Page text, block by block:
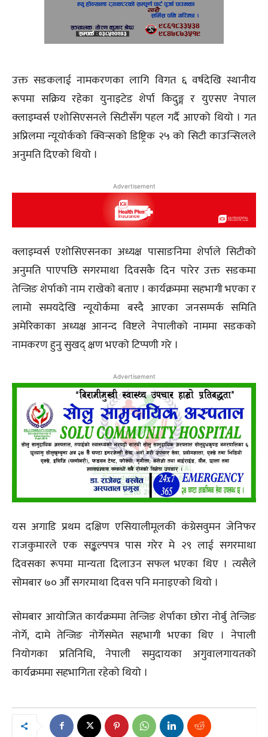
उक्त सडकलाई नामकरणका लागि विगत ६ वर्षदेखि स्थानीय
रूपमा सक्रिय रहेका युनाइटेड शेर्पा किदुङ्ग र युएसए नेपाल
क्लाइम्वर्स एशोसिएसनले सिटीसँग पहल गर्दै आएको थियो । गत
अप्रिलमा न्यूयोर्कको क्विन्सको डिष्ट्रिक २५ को सिटी काउन्सिलले
अनुमति दिएको थियो ।
Advertisement
क्लाइम्वर्स एशोसिएसनका अध्यक्ष पासाङनिमा शेर्पाले सिटीको
अनुमति पाएपछि सगरमाथा दिवसकै दिन पारेर उक्त सडकमा
तेन्जिङ शेर्पाको नाम राखेको बताए । कार्यक्रममा सहभागी भएका र
लामो समयदेखि न्यूयोर्कमा बस्दै आएका जनसम्पर्क समिति
अमेरिकाका अध्यक्ष आनन्द विष्टले नेपालीको नाममा सडकको
नामकरण हुनु सुखद् क्षण भएको टिप्पणी गरे ।
Advertisement
यस अगाडि प्रथम दक्षिण एसियालीमूलकी कंग्रेसवुमन जेनिफर
राजकुमारले एक सङ्कल्पपत्र पास गरेर मे २९ लाई सगरमाथा
दिवसका रूपमा मान्यता दिलाउन सफल भएका थिए । त्यसैले
सोमबार ७० औँ सगरमाथा दिवस पनि मनाइएको थियो ।
सोमबार आयोजित कार्यक्रममा तेन्जिङ शेर्पाका छोरा नोर्बु तेन्जिङ
नोर्गे, दामे तेन्जिङ नोर्गेसमेत सहभागी भएका थिए । नेपाली
नियोगका प्रतिनिधि, नेपाली समुदायका अगुवालगायतको
कार्यक्रममा सहभागिता रहेको थियो ।